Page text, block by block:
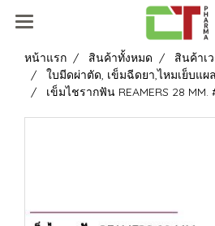
หน้าแรก สินค้าทั้งหมด
สินค้าเ
ใบมีดผ่าตัด, เข็มฉีดยา,ไหมเย็บแผล
เข็มไชรากฟัน REAMERS 28 MM.